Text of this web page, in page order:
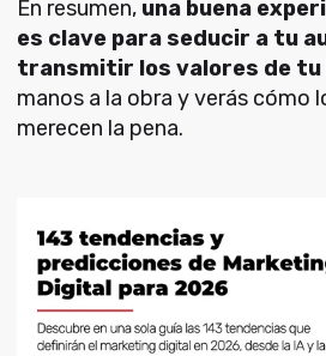
En resumen, una buena
es clave para seducir a tu
transmitir los valores de tu
manos a la obra y verás cómo
merecen la pena.